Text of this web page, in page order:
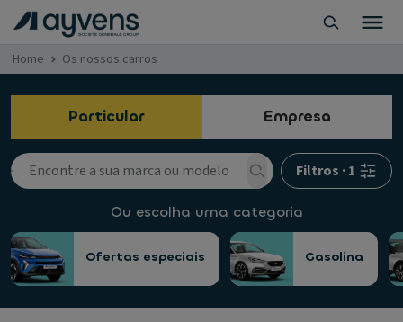
Home Os nossos carros
Particular Empresa
Filtros ·1
Ou escolha uma categoria
Ofertas especiais Gasolina